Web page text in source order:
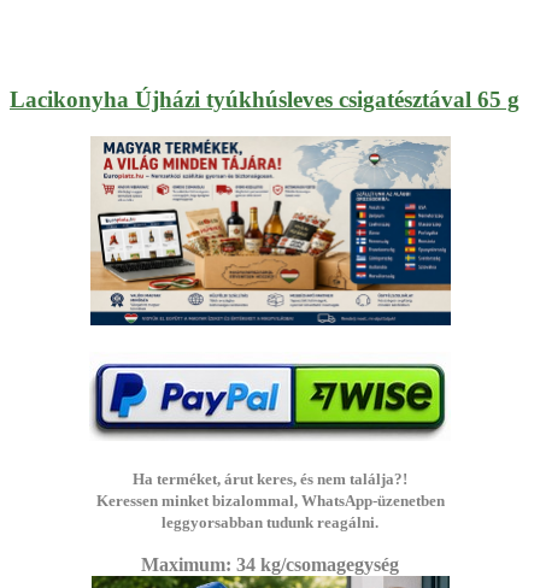
Lacikonyha Újházi tyúkhúsleves csigatésztával 65 g
Ha terméket, árut keres, és nem találja?!
Keressen minket bizalommal, WhatsApp-üzenetben
leggyorsabban tudunk reagálni.
Maximum: 34 kg/csomagegység